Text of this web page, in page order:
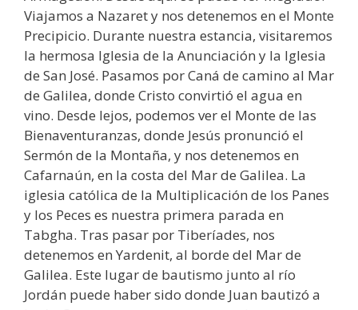
Viajamos a Nazaret y nos detenemos en el Monte
Precipicio. Durante nuestra estancia, visitaremos
la hermosa Iglesia de la Anunciación y la Iglesia
de San José. Pasamos por Caná de camino al Mar
de Galilea, donde Cristo convirtió el agua en
vino. Desde lejos, podemos ver el Monte de las
Bienaventuranzas, donde Jesús pronunció el
Sermón de la Montaña, y nos detenemos en
Cafarnaún, en la costa del Mar de Galilea. La
iglesia católica de la Multiplicación de los Panes
y los Peces es nuestra primera parada en
Tabgha. Tras pasar por Tiberíades, nos
detenemos en Yardenit, al borde del Mar de
Galilea. Este lugar de bautismo junto al río
Jordán puede haber sido donde Juan bautizó a